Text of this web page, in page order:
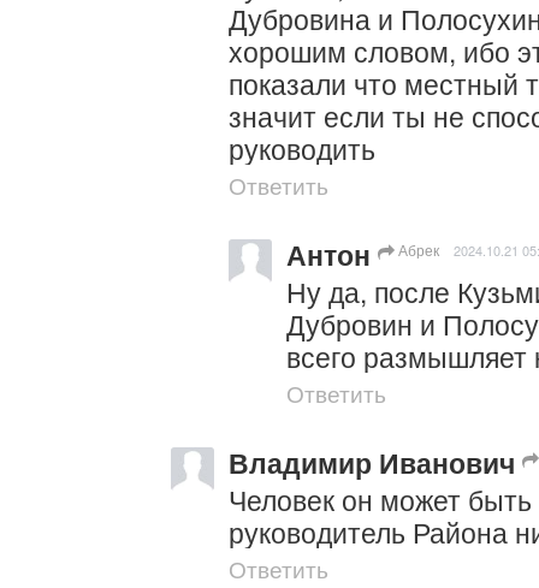
Дубровина и
хорошим словом, ибо
показали что местный
значит если ты не
руководить
Ответить
Антон Абрек 2024.10.21
Ну да, после
Дубровин и
всего размышляет
Ответить
Владимир Иванович
Человек он может
руководитель Района
Ответить